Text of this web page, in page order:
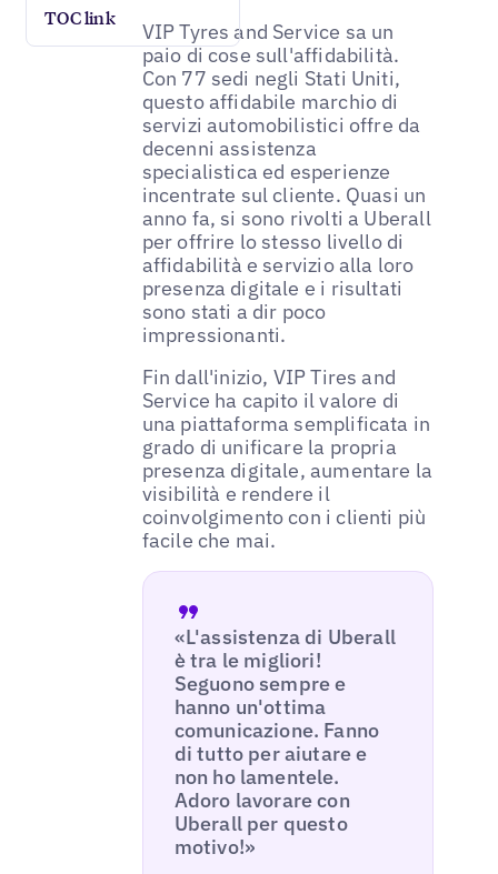
TOC link
VIP Tyres and Service sa un
paio di cose sull'affidabilità.
Con 77 sedi negli Stati Uniti,
questo affidabile marchio di
servizi automobilistici offre da
decenni assistenza
specialistica ed esperienze
incentrate sul cliente. Quasi un
anno fa, si sono rivolti a Uberall
per offrire lo stesso livello di
affidabilità e servizio alla loro
presenza digitale e i risultati
sono stati a dir poco
impressionanti.
Fin dall'inizio, VIP Tires and
Service ha capito il valore di
una piattaforma semplificata in
grado di unificare la propria
presenza digitale, aumentare la
visibilità e rendere il
coinvolgimento con i clienti più
facile che mai.
«L'assistenza di Uberall
è tra le migliori!
Seguono sempre e
hanno un'ottima
comunicazione. Fanno
di tutto per aiutare e
non ho lamentele.
Adoro lavorare con
Uberall per questo
motivo!»